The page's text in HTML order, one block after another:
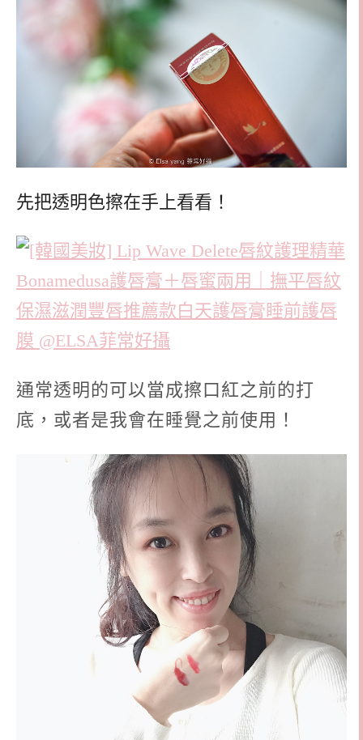
先把透明色擦在手上看看！
通常透明的可以當成擦口紅之前的打
底，或者是我會在睡覺之前使用！